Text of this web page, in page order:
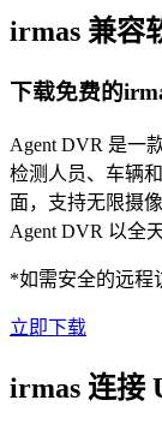
irmas 兼容
下载免费的
Agent DVR 是一
检测人员、车辆
面，支持无限摄
Agent DVR 以全
*如需安全的远程
立即下载
irmas 连接